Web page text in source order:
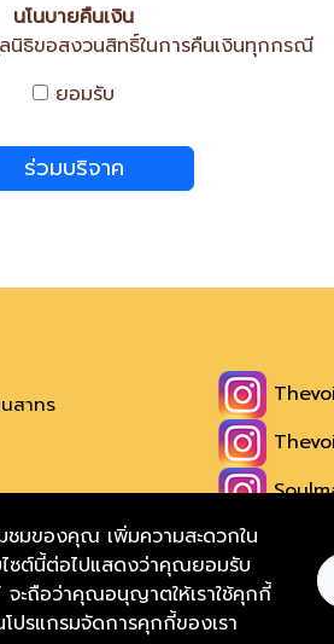
นโนบายคืนเงิน
นิธิขอสงวนสิทธิ์ในการคืนเงินทุกกรณี
ยอมรับ
ร่วมบริจาค
สาทร
ชมของคุณ เพิ่มความสะดวกใน
ไซต์นี้ต่อไปแสดงว่าคุณยอมรับ
จะถือว่าคุณอนุญาตให้เราใช้คุกกี้
รแกรมจัดการคุกกี้ของเรา